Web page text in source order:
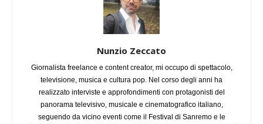
Nunzio Zeccato
Giornalista freelance e content creator, mi occupo di spettacolo,
televisione, musica e cultura pop. Nel corso degli anni ha
realizzato interviste e approfondimenti con protagonisti del
panorama televisivo, musicale e cinematografico italiano,
seguendo da vicino eventi come il Festival di Sanremo e le